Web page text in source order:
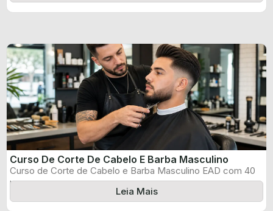
Curso De Corte De Cabelo E Barba Masculino
Curso de Corte de Cabelo e Barba Masculino EAD com 40
horas, certificado ...
Leia Mais